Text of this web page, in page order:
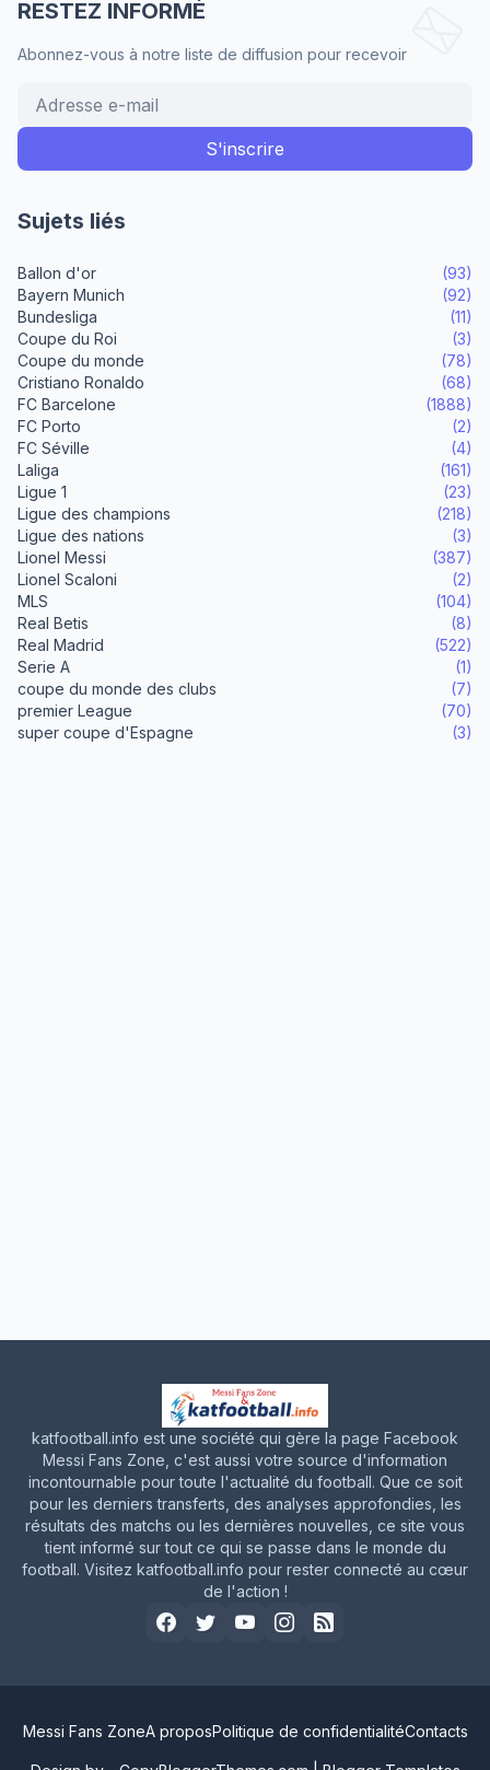
RESTEZ INFORMÉ
Abonnez-vous à notre liste de diffusion pour recevoir
Sujets liés
Ballon d'or
(93)
Bayern Munich
(92)
Bundesliga
(11)
Coupe du Roi
(3)
Coupe du monde
(78)
Cristiano Ronaldo
(68)
FC Barcelone
(1888)
FC Porto
(2)
FC Séville
(4)
Laliga
(161)
Ligue 1
(23)
Ligue des champions
(218)
Ligue des nations
(3)
Lionel Messi
(387)
Lionel Scaloni
(2)
MLS
(104)
Real Betis
(8)
Real Madrid
(522)
Serie A
(1)
coupe du monde des clubs
(7)
premier League
(70)
super coupe d'Espagne
(3)
katfootball.info est une société qui gère la page Facebook
Messi Fans Zone, c'est aussi votre source d'information
incontournable pour toute l'actualité du football. Que ce soit
pour les derniers transferts, des analyses approfondies, les
résultats des matchs ou les dernières nouvelles, ce site vous
tient informé sur tout ce qui se passe dans le monde du
football. Visitez katfootball.info pour rester connecté au cœur
de l'action !
Messi Fans ZoneA proposPolitique de confidentialitéContacts